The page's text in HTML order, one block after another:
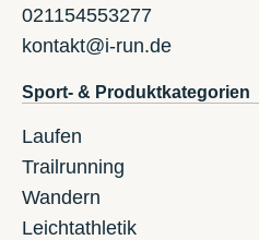
021154553277
kontakt@i-run.de
Sport- & Produktkategorien
Laufen
Trailrunning
Wandern
Leichtathletik